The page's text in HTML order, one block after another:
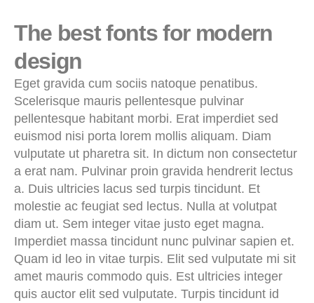
The best fonts for modern
design
Eget gravida cum sociis natoque penatibus.
Scelerisque mauris pellentesque pulvinar
pellentesque habitant morbi. Erat imperdiet sed
euismod nisi porta lorem mollis aliquam. Diam
vulputate ut pharetra sit. In dictum non consectetur
a erat nam. Pulvinar proin gravida hendrerit lectus
a. Duis ultricies lacus sed turpis tincidunt. Et
molestie ac feugiat sed lectus. Nulla at volutpat
diam ut. Sem integer vitae justo eget magna.
Imperdiet massa tincidunt nunc pulvinar sapien et.
Quam id leo in vitae turpis. Elit sed vulputate mi sit
amet mauris commodo quis. Est ultricies integer
quis auctor elit sed vulputate. Turpis tincidunt id